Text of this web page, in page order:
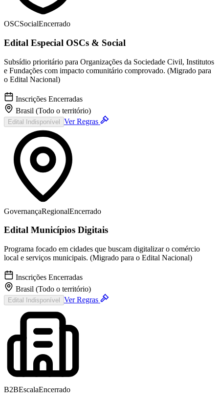
OSCSocialEncerrado
Edital Especial OSCs & Social
Subsídio prioritário para Organizações da Sociedade Civil, Institutos
e Fundações com impacto comunitário comprovado. (Migrado para
o Edital Nacional)
Inscrições Encerradas
Brasil (Todo o território)
Edital Indisponível Ver Regras
GovernançaRegionalEncerrado
Edital Municípios Digitais
Programa focado em cidades que buscam digitalizar o comércio
local e serviços municipais. (Migrado para o Edital Nacional)
Inscrições Encerradas
Brasil (Todo o território)
Edital Indisponível Ver Regras
B2BEscalaEncerrado